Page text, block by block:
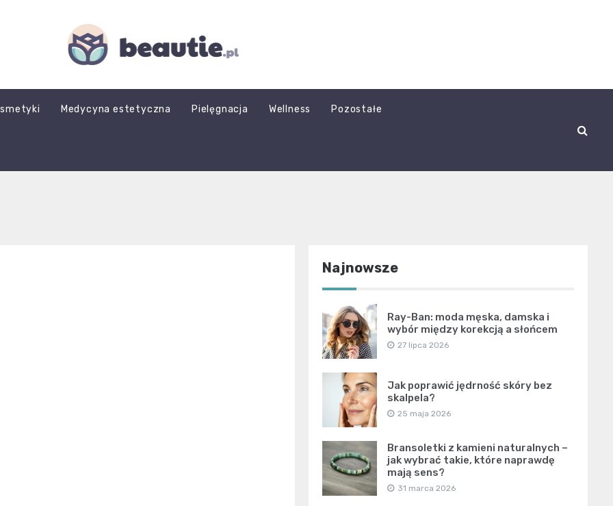
beautie.pl
Medycyna estetyczna Pielęgnacja Wellness Pozostałe
Najnowsze
Ray-Ban: moda męska, damska i
wybór między korekcją a słońcem
27 lipca 2026
Jak poprawić jędrność skóry bez
skalpela?
25 maja 2026
Bransoletki z kamieni naturalnych –
jak wybrać takie, które naprawdę
mają sens?
31 marca 2026